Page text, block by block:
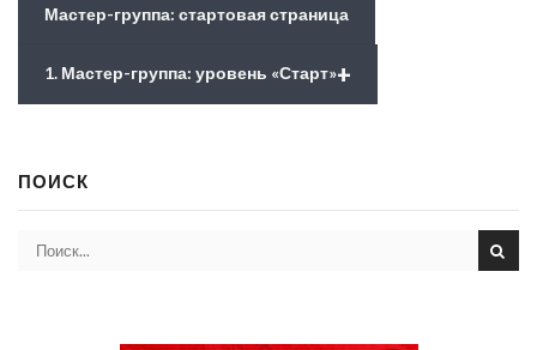
Мастер-группа: стартовая страница
+
1. Мастер-группа: уровень «Старт»
ПОИСК